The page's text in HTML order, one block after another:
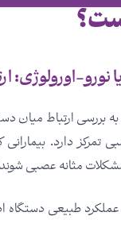
به بررسی ارتباط
تمرکز دارد.
مثانه عصبی
عملکرد طبیعی دستگاه